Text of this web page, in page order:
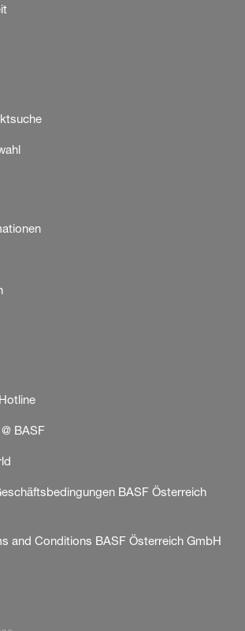
BASF
BASF Österreich
and Conditions BASF Österreich GmbH